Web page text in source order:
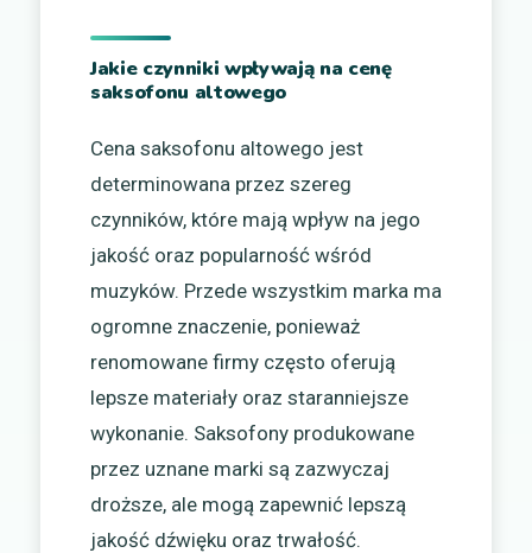
Jakie czynniki wpływają na cenę
saksofonu altowego
Cena saksofonu altowego jest
determinowana przez szereg
czynników, które mają wpływ na jego
jakość oraz popularność wśród
muzyków. Przede wszystkim marka ma
ogromne znaczenie, ponieważ
renomowane firmy często oferują
lepsze materiały oraz staranniejsze
wykonanie. Saksofony produkowane
przez uznane marki są zazwyczaj
droższe, ale mogą zapewnić lepszą
jakość dźwięku oraz trwałość.